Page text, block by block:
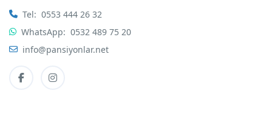
Tel: 0553 444 26 32
WhatsApp: 0532 489 75 20
info@pansiyonlar.net